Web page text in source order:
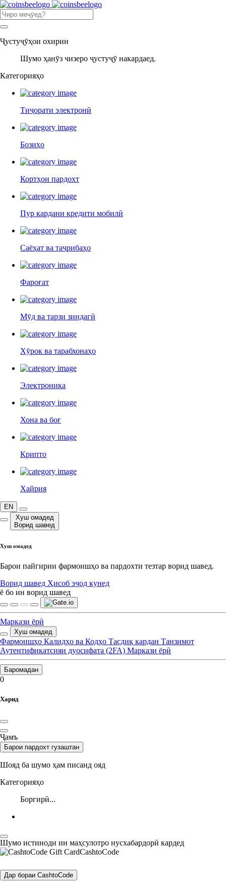
Ҷустуҷӯҳои охирин
Шумо ҳанӯз чизеро ҷустуҷӯ накардаед.
Категорияҳо
Тиҷорати электронӣ
Бозиҳо
Кортҳои пардохт
Пур кардани кредити мобилӣ
Саёҳат ва таҷрибаҳо
Фароғат
Мӯд ва тарзи зиндагӣ
Хӯрок ва тарабхонаҳо
Электроника
Хона ва боғ
Крипто
Хайрия
EN
Хуш омадед
Ворид шавед
Хуш омадед
Барои пайгирии фармоишҳо ва пардохти тезтар ворид шавед.
Ворид шавед Ҳисоб эҷод кунед
ё бо ин ворид шавед
Маркази ёрӣ
Хуш омадед
Фармоишҳо Калидҳо ва Кодҳо Тасдиқ кардан Танзимот
Аутентификатсияи дуосифата (2FA) Маркази ёрӣ
Баромадан
0
Харид
Ҷамъ
Барои пардохт гузаштан
Шояд ба шумо ҳам писанд ояд
Категорияҳо
Боргирӣ...
Шумо истиноди ин маҳсулотро нусхабардорӣ кардед
CashtoCode
Дар бораи CashtoCode